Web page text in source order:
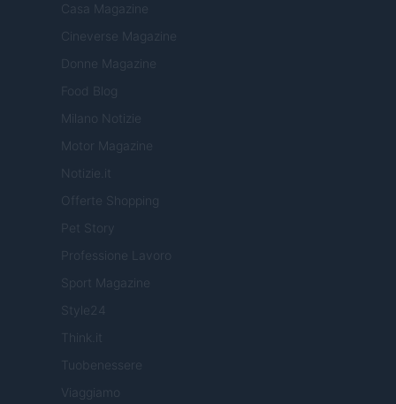
Casa Magazine
Cineverse Magazine
Donne Magazine
Food Blog
Milano Notizie
Motor Magazine
Notizie.it
Offerte Shopping
Pet Story
Professione Lavoro
Sport Magazine
Style24
Think.it
Tuobenessere
Viaggiamo